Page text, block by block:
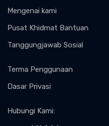
Mengenai kami
Pusat Khidmat Bantuan
Tanggungjawab Sosial
Terma Penggunaan
Dasar Privasi
Hubungi Kami: